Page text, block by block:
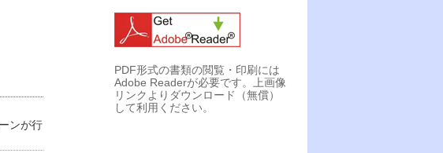
ンが行
PDF形式の書類の閲覧・印刷には
Adobe Readerが必要です。上画像
リンクよりダウンロード（無償）
して利用ください。